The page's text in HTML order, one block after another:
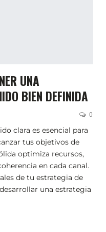
UNA
BIEN DEFINIDA
0
clara es esencial para
tus objetivos de
optimiza recursos,
en cada canal.
de tu estrategia de
una estrategia